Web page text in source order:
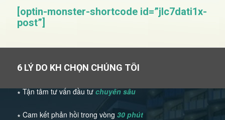
[optin-monster-shortcode id=”jlc7dati1x-
post”]
6 LÝ DO KH CHỌN CHÚNG TÔI
∗ Tận tâm tư vấn đầu tưchuyên sâu
∗ Cam kết phản hồi trong vòng 30 phút